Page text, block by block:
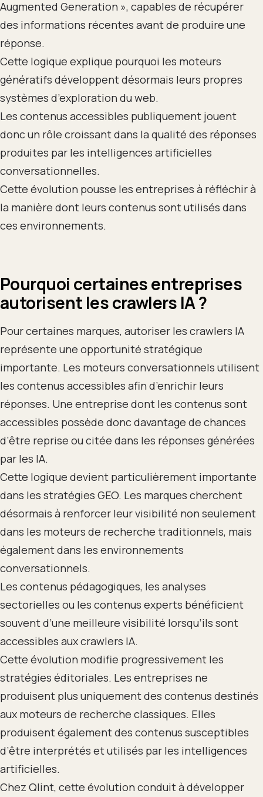
Augmented Generation », capables de récupérer
des informations récentes avant de produire une
réponse.
Cette logique explique pourquoi les moteurs
génératifs développent désormais leurs propres
systèmes d’exploration du web.
Les contenus accessibles publiquement jouent
donc un rôle croissant dans la qualité des réponses
produites par les intelligences artificielles
conversationnelles.
Cette évolution pousse les entreprises à réfléchir à
la manière dont leurs contenus sont utilisés dans
ces environnements.
Pourquoi certaines entreprises
autorisent les crawlers IA ?
Pour certaines marques, autoriser les crawlers IA
représente une opportunité stratégique
importante. Les moteurs conversationnels utilisent
les contenus accessibles afin d’enrichir leurs
réponses. Une entreprise dont les contenus sont
accessibles possède donc davantage de chances
d’être reprise ou citée dans les réponses générées
par les IA.
Cette logique devient particulièrement importante
dans les stratégies GEO. Les marques cherchent
désormais à renforcer leur visibilité non seulement
dans les moteurs de recherche traditionnels, mais
également dans les environnements
conversationnels.
Les contenus pédagogiques, les analyses
sectorielles ou les contenus experts bénéficient
souvent d’une meilleure visibilité lorsqu’ils sont
accessibles aux crawlers IA.
Cette évolution modifie progressivement les
stratégies éditoriales. Les entreprises ne
produisent plus uniquement des contenus destinés
aux moteurs de recherche classiques. Elles
produisent également des contenus susceptibles
d’être interprétés et utilisés par les intelligences
artificielles.
Chez Qlint, cette évolution conduit à développer